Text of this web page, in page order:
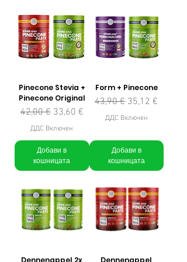
Pinecone Stevia +
Pinecone Original
Редовна цена
42,00 € Продажна цена
33,60 €
ДДС Включен
Добави в
кошницата
Form + Pinecone
Редовна цена
43,90 € Продажна цена
35,12 €
ДДС Включен
Добави в
кошницата
Dennenappel 2x
Dennenappel